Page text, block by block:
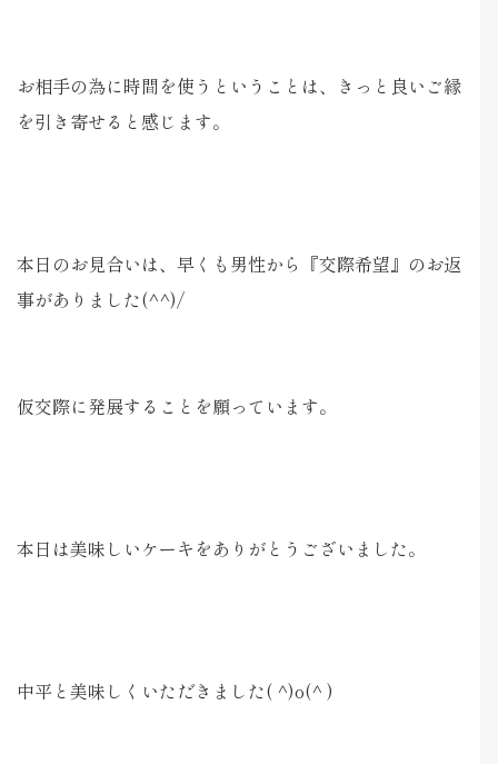
お相手の為に時間を使うということは、きっと良いご縁
を引き寄せると感じます。
本日のお見合いは、早くも男性から『交際希望』のお返
事がありました(^^)/
仮交際に発展することを願っています。
本日は美味しいケーキをありがとうございました。
中平と美味しくいただきました( ^)o(^ )